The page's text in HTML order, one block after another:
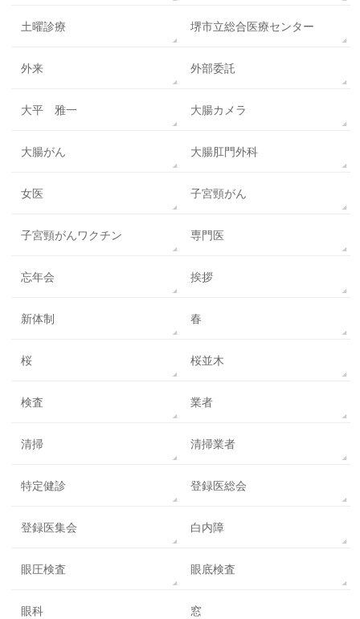
土曜診療 堺市立総合医療センター
外来 外部委託
大平 雅一 大腸カメラ
大腸がん 大腸肛門外科
女医 子宮頸がん
子宮頸がんワクチン 専門医
忘年会 挨拶
新体制 春
桜 桜並木
検査 業者
清掃 清掃業者
特定健診 登録医総会
登録医集会 白内障
眼圧検査 眼底検査
眼科 窓